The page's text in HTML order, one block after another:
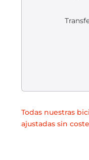
Todas nuestras
ajustadas sin